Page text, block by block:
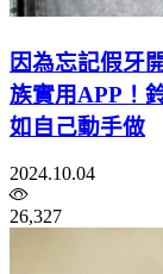
因為忘記假牙
族實用APP！
如自己動手做
2024.10.04
26,327